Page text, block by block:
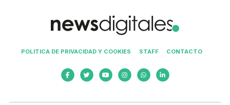
POLITICA DE PRIVACIDAD Y COOKIES STAFF CONTACTO